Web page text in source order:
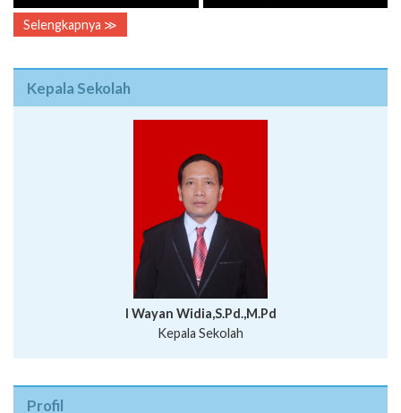
Selengkapnya ≫
Kepala Sekolah
I Wayan Widia,S.Pd.,M.Pd
Kepala Sekolah
Profil